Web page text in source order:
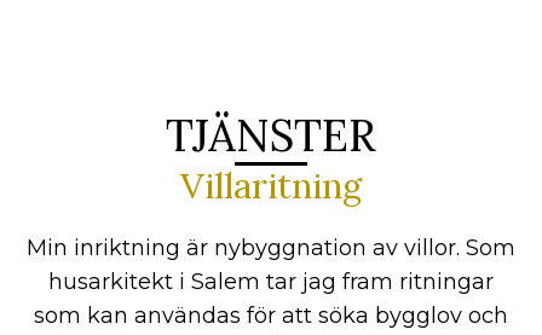
TJÄNSTER
Villaritning
Min inriktning är nybyggnation av villor. Som
husarkitekt i Salem tar jag fram ritningar
som kan användas för att söka bygglov och